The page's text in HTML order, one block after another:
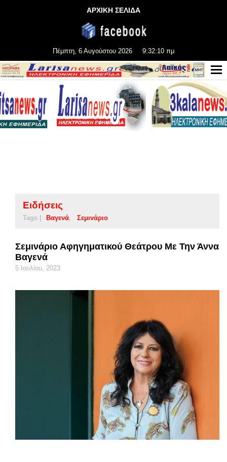
ΑΡΧΙΚΗ ΣΕΛΙΔΑ
Πέμπτη, 6 Αυγούστου 2026 9:32:11 πμ
Ειδήσεις
Tags | Βαγενά Σεμινάριο
Σεμινάριο Αφηγηματικού Θεάτρου Με Την Άννα
Βαγενά
5 Ιουλίου, 2023